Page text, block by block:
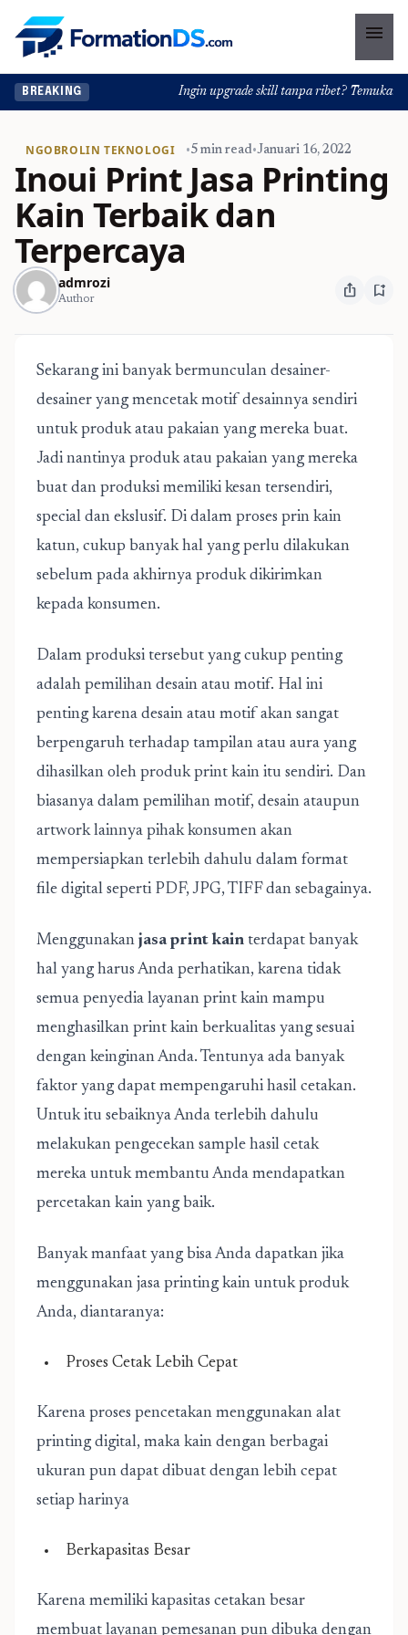
menu
BREAKING Ingin upgrade skill tanpa ribet? Temukan
NGOBROLIN TEKNOLOGI •5 min read•Januari 16, 2022
Inoui Print Jasa Printing
Kain Terbaik dan
Terpercaya
admrozi
Author ios_share bookmark_add
Sekarang ini banyak bermunculan desainer-
desainer yang mencetak motif desainnya sendiri
untuk produk atau pakaian yang mereka buat.
Jadi nantinya produk atau pakaian yang mereka
buat dan produksi memiliki kesan tersendiri,
special dan ekslusif. Di dalam proses prin kain
katun, cukup banyak hal yang perlu dilakukan
sebelum pada akhirnya produk dikirimkan
kepada konsumen.
Dalam produksi tersebut yang cukup penting
adalah pemilihan desain atau motif. Hal ini
penting karena desain atau motif akan sangat
berpengaruh terhadap tampilan atau aura yang
dihasilkan oleh produk print kain itu sendiri. Dan
biasanya dalam pemilihan motif, desain ataupun
artwork lainnya pihak konsumen akan
mempersiapkan terlebih dahulu dalam format
file digital seperti PDF, JPG, TIFF dan sebagainya.
Menggunakan jasa print kain terdapat banyak
hal yang harus Anda perhatikan, karena tidak
semua penyedia layanan print kain mampu
menghasilkan print kain berkualitas yang sesuai
dengan keinginan Anda. Tentunya ada banyak
faktor yang dapat mempengaruhi hasil cetakan.
Untuk itu sebaiknya Anda terlebih dahulu
melakukan pengecekan sample hasil cetak
mereka untuk membantu Anda mendapatkan
percetakan kain yang baik.
Banyak manfaat yang bisa Anda dapatkan jika
menggunakan jasa printing kain untuk produk
Anda, diantaranya:
Proses Cetak Lebih Cepat
Karena proses pencetakan menggunakan alat
printing digital, maka kain dengan berbagai
ukuran pun dapat dibuat dengan lebih cepat
setiap harinya
Berkapasitas Besar
Karena memiliki kapasitas cetakan besar
membuat layanan pemesanan pun dibuka dengan